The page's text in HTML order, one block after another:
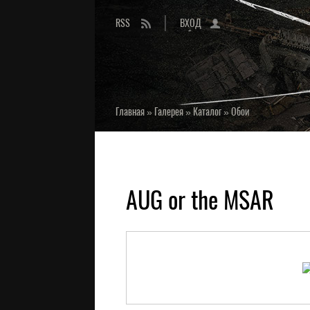
RSS ВХОД
Главная» Галерея»Каталог»Обои
AUG or the MSAR